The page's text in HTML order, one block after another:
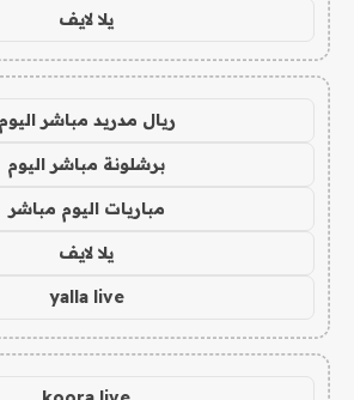
يلا لايف
ريال مدريد مباشر اليوم
برشلونة مباشر اليوم
مباريات اليوم مباشر
يلا لايف
yalla live